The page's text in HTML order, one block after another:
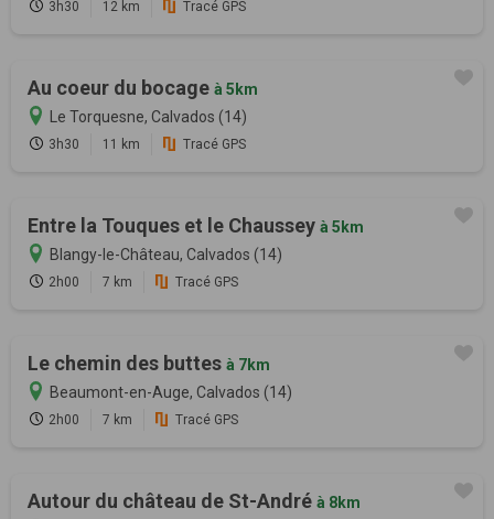
3h30 12 km Tracé GPS
Au coeur du bocage à 5km
Le Torquesne, Calvados (14)
3h30 11 km Tracé GPS
Entre la Touques et le Chaussey à 5km
Blangy-le-Château, Calvados (14)
2h00 7 km Tracé GPS
Le chemin des buttes à 7km
Beaumont-en-Auge, Calvados (14)
2h00 7 km Tracé GPS
Autour du château de St-André à 8km